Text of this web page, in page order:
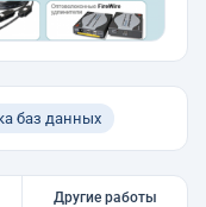
баз данных
Другие работы